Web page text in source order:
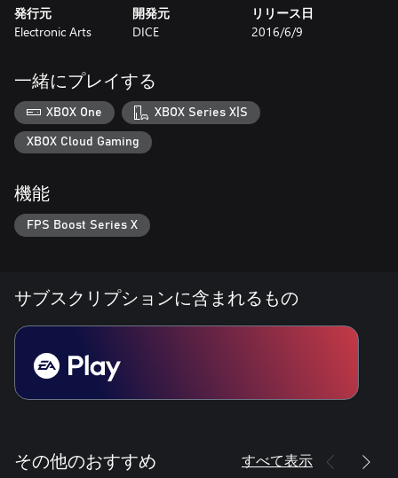
＆ クッキーポリシーおよび利用規約はWWW.EA.COM/JPでご確
認いただけます。ORIGINアカウントの登録には、13歳以上の年
UPDATESに30日間の通知後に、オンラインの機能を停止するこ
とがあります。
発行元
Electronic Arts
開発元
DICE
リリース日
2016/6/9
一緒にプレイする
XBOX One XBOX Series X|S
XBOX Cloud Gaming
機能
FPS Boost Series X
サブスクリプションに含まれるもの
その他のおすすめ すべて表示